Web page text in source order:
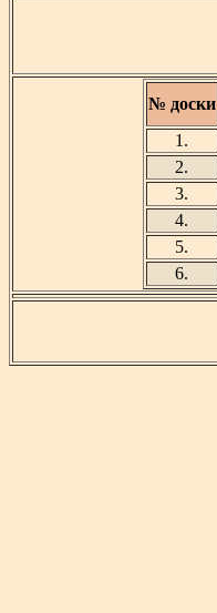
№ доски
1.
2.
3.
4.
5.
6.